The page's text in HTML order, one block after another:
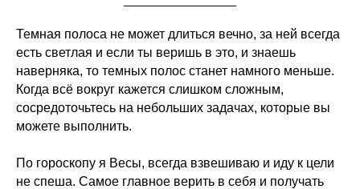
Темная полоса не может длиться вечно, за ней всегда
есть светлая и если ты веришь в это, и знаешь
наверняка, то темных полос станет намного меньше.
Когда всё вокруг кажется слишком сложным,
сосредоточьтесь на небольших задачах, которые вы
можете выполнить.
По гороскопу я Весы, всегда взвешиваю и иду к цели
не спеша. Самое главное верить в себя и получать